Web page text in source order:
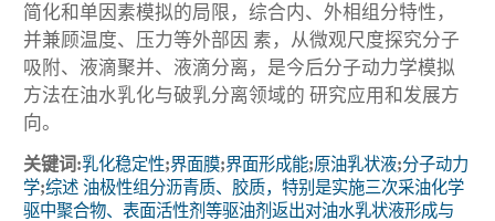
简化和单因素模拟的局限，综合内、外相组分特性，
并兼顾温度、压力等外部因 素，从微观尺度探究分子
吸附、液滴聚并、液滴分离，是今后分子动力学模拟
方法在油水乳化与破乳分离领域的 研究应用和发展方
向。
关键词:乳化稳定性;界面膜;界面形成能;原油乳状液;分子动力
学;综述 油极性组分沥青质、胶质，特别是实施三次采油化学
驱中聚合物、表面活性剂等驱油剂返出对油水乳状液形成与